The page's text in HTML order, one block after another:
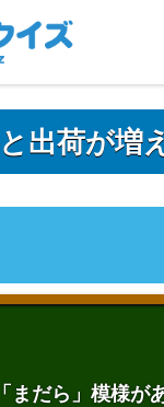
出荷が増
まだら」模様が